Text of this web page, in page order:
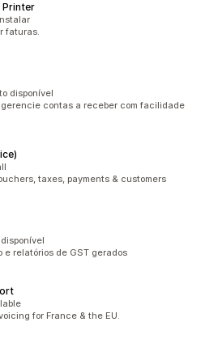
Printer
faturas.
disponível
contas a receber com facilidade
taxes, payments & customers
e relatórios de GST gerados
for France & the EU.